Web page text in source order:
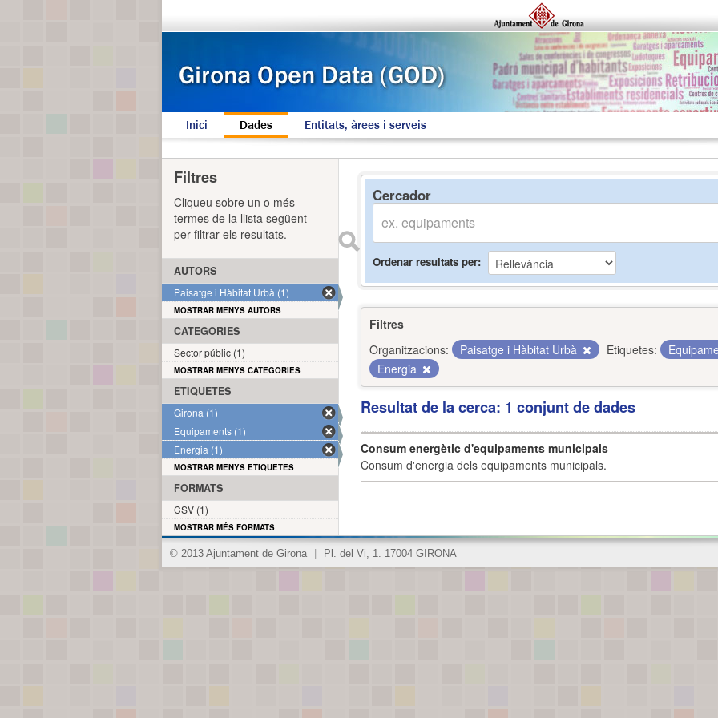
Inici Dades Entitats, àrees i serveis
Cercador
Ordenar resultats per
Filtres
Organitzacions:
Paisatge i Hàbitat Urbà Etiquetes:
Energia
Resultat de la cerca: 1 conjunt de dades
Consum energètic d'equipaments municipals
Consum d'energia dels equipaments municipals.
Filtres
Cliqueu sobre un o més
termes de la llista següent
per filtrar els resultats.
AUTORS
Paisatge i Hàbitat Urbà (1)
MOSTRAR MENYS AUTORS
CATEGORIES
Sector públic (1)
MOSTRAR MENYS CATEGORIES
ETIQUETES
Girona (1)
Equipaments (1)
Energia (1)
MOSTRAR MENYS ETIQUETES
FORMATS
CSV (1)
MOSTRAR MÉS FORMATS
© 2013 Ajuntament de Girona Pl. del Vi, 1. 17004 GIRONA